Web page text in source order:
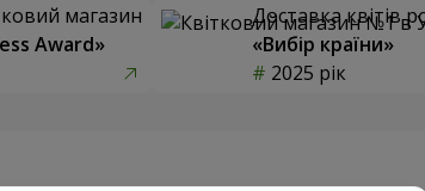
магазин
Award»
Доставка квітів
«Вибір країни»
2025 рік